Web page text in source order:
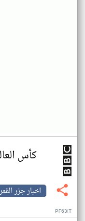
كأس العالم
اخبار جزر القمر
PF63IT